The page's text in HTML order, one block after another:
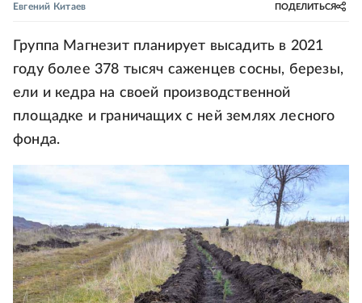
Евгений Китаев ПОДЕЛИТЬСЯ
Группа Магнезит планирует высадить в 2021
году более 378 тысяч саженцев сосны, березы,
ели и кедра на своей производственной
площадке и граничащих с ней землях лесного
фонда.